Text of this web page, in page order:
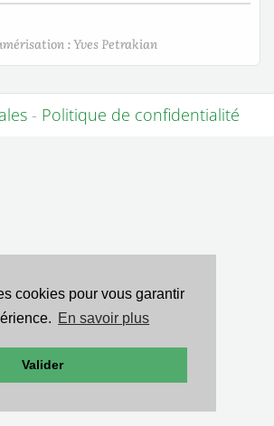
cookies pour vous garantir
En savoir plus
Valider
: Yves Petrakian
- Politique de confidentialité